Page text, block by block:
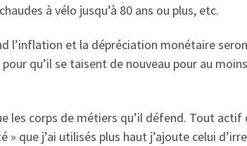
à vélo jusqu’à 80 ans ou plus, etc.
l’inflation et la dépréciation monétaire
qu’il se taisent de nouveau pour au
les corps de métiers qu’il défend. Tout
que j’ai utilisés plus haut j’ajoute celui